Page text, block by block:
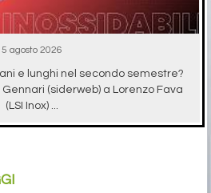
5 agosto 2026
e lunghi nel secondo semestre?
(siderweb) a Lorenzo Fava
(LSI Inox) ...